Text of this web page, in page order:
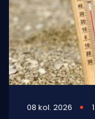
08 kol. 2026